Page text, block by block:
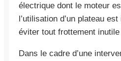
électrique dont le moteur
l’utilisation d’un plateau
éviter tout frottement
Dans le cadre d’une